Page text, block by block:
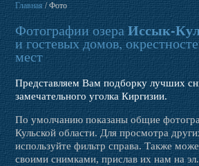
Трансферы
Фото
Отзывы
Контакты
Главная/ Фото
Фотографии озераИссык-
и гостевых домов,
мест
Представляем Вам подборку лучших
замечательного уголка Киргизии.
По умолчанию показаны общие
Кульской области. Для просмотра
используйте фильтр справа. Также
своими снимками, прислав их нам на